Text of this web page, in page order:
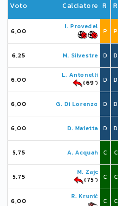
Voto Calciatore R
6,00
I. Provedel
P
6,25 M. Silvestre D
6,00
L. Antonelli
(69')
D
6,00 G. Di Lorenzo D
6,00 D. Maietta D
5,75 A. Acquah C
5,75
M. Zajc
(75')
C
6,00
R. Krunić
C
R
P
D
D
D
D
C
C
C